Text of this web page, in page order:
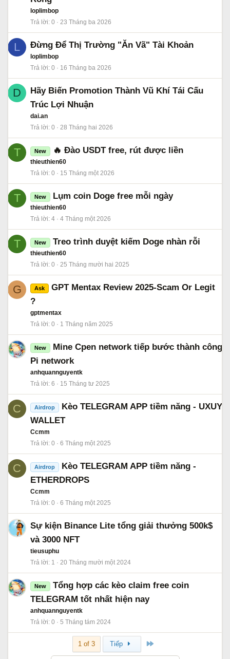
loplimbop
Trả lời 0 23 Tháng ba 2026
L Đừng Để Thị Trường "Ăn Vã" Tài Khoản
loplimbop
Trả lời 0 16 Tháng ba 2026
D
Hãy Biến Promotion Thành Vũ Khí Tái Cấu
Trúc Lợi Nhuận
dai.an
Trả lời 0 28 Tháng hai 2026
T New 🔥 Đào USDT free, rút được liền
thieuthien60
Trả lời 0 15 Tháng một 2026
T New Lụm coin Doge free mỗi ngày
thieuthien60
Trả lời 4 4 Tháng một 2026
T New Treo trình duyệt kiếm Doge nhàn rỗi
thieuthien60
Trả lời 0 25 Tháng mười hai 2025
G Ask
GPT Mentax Review 2025-Scam Or Legit
?
gptmentax
Trả lời 0 1 Tháng năm 2025
New
Mine Cpen network tiếp bước thành công
Pi network
anhquannguyentk
Trả lời 6 15 Tháng tư 2025
C Airdrop
Kèo TELEGRAM APP tiềm năng - UXUY
WALLET
Ccmm
Trả lời 0 6 Tháng một 2025
C Airdrop
Kèo TELEGRAM APP tiềm năng -
ETHERDROPS
Ccmm
Trả lời 0 6 Tháng một 2025
Sự kiện Binance Lite tổng giải thưởng 500k$
và 3000 NFT
tieusuphu
Trả lời 1 20 Tháng mười một 2024
New
Tổng hợp các kèo claim free coin
TELEGRAM tốt nhất hiện nay
anhquannguyentk
Trả lời 0 5 Tháng tám 2024
1 of 3 Tiếp